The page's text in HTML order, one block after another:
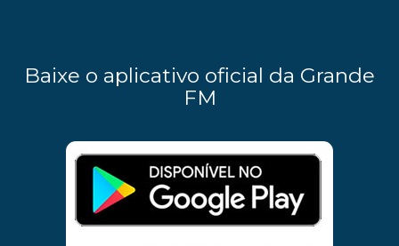
Baixe o aplicativo oficial da Grande
FM